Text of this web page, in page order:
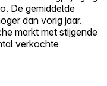
De gemiddelde
dan vorig jaar.
markt met stijgende
verkochte